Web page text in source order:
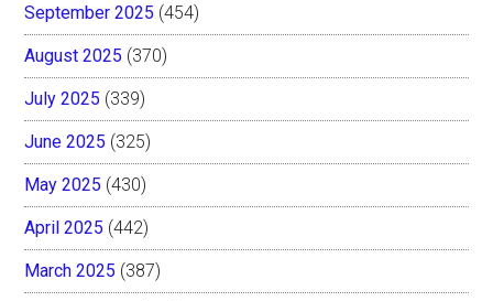
September 2025 (454)
August 2025 (370)
July 2025 (339)
June 2025 (325)
May 2025 (430)
April 2025 (442)
March 2025 (387)